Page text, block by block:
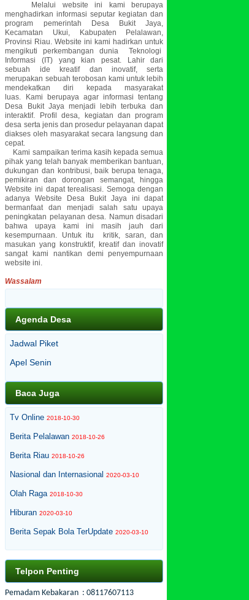
Melalui website ini kami berupaya
menghadirkan informasi seputar kegiatan dan
program pemerintah Desa Bukit Jaya,
Kecamatan Ukui, Kabupaten Pelalawan,
Provinsi Riau. Website ini kami hadirkan untuk
mengikuti perkembangan dunia Teknologi
Informasi (IT) yang kian pesat. Lahir dari
sebuah ide kreatif dan inovatif, serta
merupakan sebuah terobosan kami untuk lebih
mendekatkan diri kepada masyarakat
luas.
Kami berupaya agar informasi tentang
Desa Bukit Jaya menjadi lebih terbuka dan
interaktif. Profil desa, kegiatan dan program
desa serta jenis dan prosedur pelayanan dapat
diakses oleh masyarakat secara langsung dan
cepat.
Kami sampaikan terima kasih kepada semua
pihak yang telah banyak memberikan bantuan,
dukungan dan kontribusi, baik berupa tenaga,
pemikiran dan dorongan semangat, hingga
Website ini dapat terealisasi. Semoga dengan
adanya Website Desa Bukit Jaya ini dapat
bermanfaat dan menjadi salah satu upaya
peningkatan pelayanan desa. Namun disadari
bahwa upaya kami ini masih jauh dari
kesempurnaan. Untuk itu kritik, saran, dan
masukan yang konstruktif, kreatif dan inovatif
sangat kami nantikan demi penyempurnaan
website ini.
Wassalam
Agenda Desa
Jadwal Piket
Apel Senin
Baca Juga
Tv Online 2018-10-30
Berita Pelalawan 2018-10-26
Berita Riau 2018-10-26
Nasional dan Internasional 2020-03-10
Olah Raga 2018-10-30
Hiburan 2020-03-10
Berita Sepak Bola TerUpdate 2020-03-10
Telpon Penting
Pemadam Kebakaran : 08117607113